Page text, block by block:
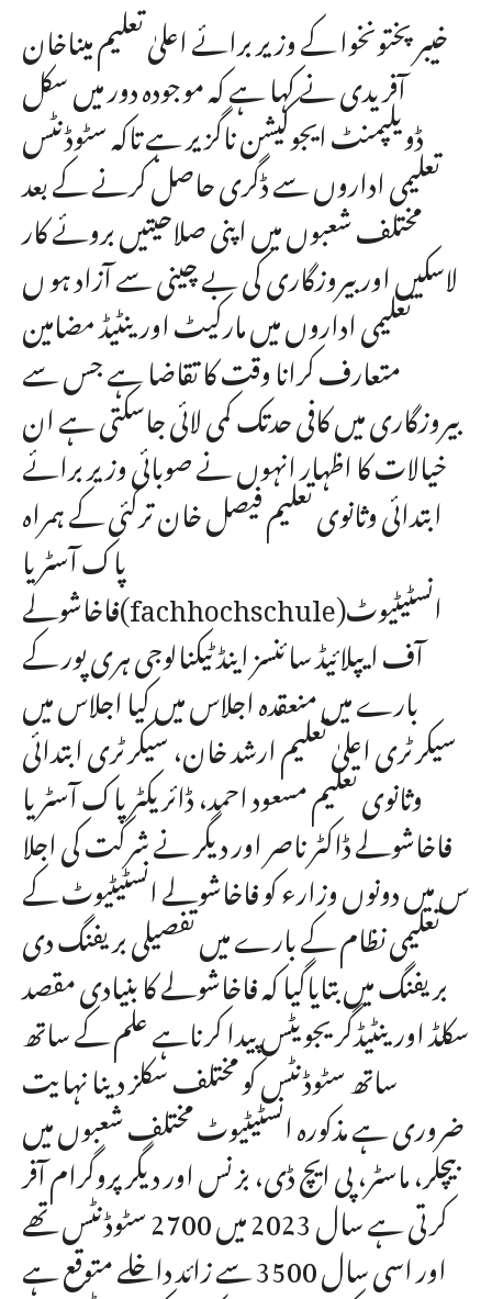
خیبر پختونخوا کے وزیر برائے اعلیٰ تعلیم میناخان
آفریدی نے کہا ہے کہ موجودہ دور میں سکل
ڈویلپمنٹ ایجوکیشن ناگزیر ہے تاکہ سٹوڈنٹس
تعلیمی اداروں سے ڈگری حاصل کرنے کے بعد
مختلف شعبوں میں اپنی صلاحیتیں بروئے کار
لاسکیں اور بیروزگاری کی بے چینی سے آزاد ہو ں
تعلیمی اداروں میں مارکیٹ اورینٹیڈ مضامین
متعارف کرانا وقت کا تقاضا ہے جس سے
بیروزگاری میں کافی حدتک کمی لائی جاسکتی ہے ان
خیالات کا اظہار انہوں نے صوبائی وزیر برائے
ابتدائی وثانوی تعلیم فیصل خان ترکئی کے ہمراہ
پاک آسٹریا
فاخاشولے(fachhochschule)انسٹیٹیوٹ
آف ایپلائیڈ سائنسز اینڈ ٹیکنالوجی ہری پور کے
بارے میں منعقدہ اجلاس میں کیا اجلاس میں
سیکرٹری اعلیٰ تعلیم ارشد خان، سیکرٹری ابتدائی
وثانوی تعلیم مسعود احمد، ڈائریکٹر پاک آسٹریا
فاخاشولے ڈاکٹر ناصر اور دیگر نے شرکت کی اجلا
س میں دونوں وزارء کو فاخاشولے انسٹیٹیوٹ کے
تعلیمی نظام کے بارے میں تفصیلی بریفنگ دی
بریفنگ میں بتایاگیا کہ فاخاشولے کا بنیادی مقصد
سکلڈ اورینٹیڈگریجویٹس پیدا کرناہے علم کے ساتھ
ساتھ سٹوڈنٹس کو مختلف سکلز دینا نہایت
ضروری ہے مذکورہ انسٹیٹیوٹ مختلف شعبوں میں
بیچلر، ماسٹر، پی ایچ ڈی، بزنس اور دیگر پروگرام آفر
کرتی ہے سال 2023 میں 2700 سٹوڈنٹس تھے
اور اسی سال 3500 سے زائد داخلے متوقع ہے